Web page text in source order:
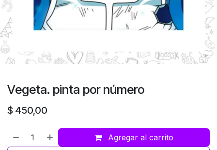
Vegeta. pinta por número
$ 450,00
Agregar al carrito